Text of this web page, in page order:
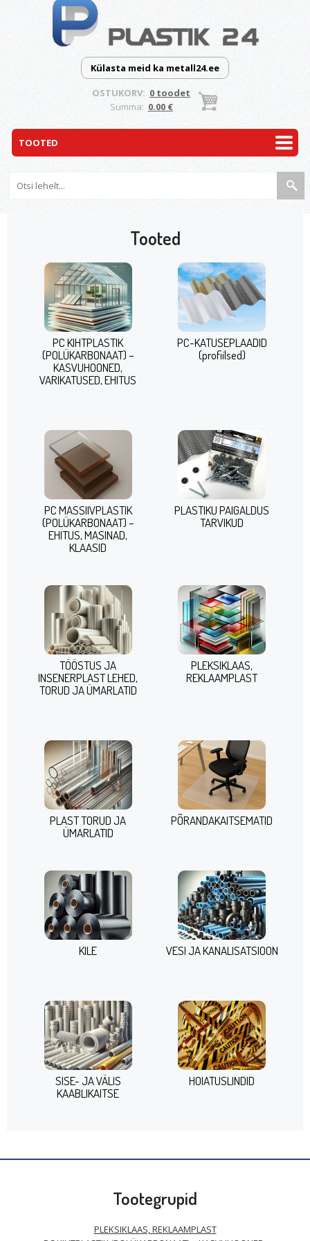
Külasta meid ka metall24.ee
OSTUKORV: 0 toodet
Summa: 0.00 €
Tooted
PC KIHTPLASTIK
(POLÜKARBONAAT) –
KASVUHOONED,
VARIKATUSED, EHITUS
PC-KATUSEPLAADID
(profiilsed)
PC MASSIIVPLASTIK
(POLÜKARBONAAT) –
EHITUS, MASINAD,
KLAASID
PLASTIKU PAIGALDUS
TARVIKUD
TÖÖSTUS JA
INSENERPLAST LEHED,
TORUD JA ÜMARLATID
PLEKSIKLAAS,
REKLAAMPLAST
PLAST TORUD JA
ÜMARLATID
PÕRANDAKAITSEMATID
KILE VESI JA KANALISATSIOON
SISE- JA VÄLIS
KAABLIKAITSE
HOIATUSLINDID
Tootegrupid
PLEKSIKLAAS, REKLAAMPLAST